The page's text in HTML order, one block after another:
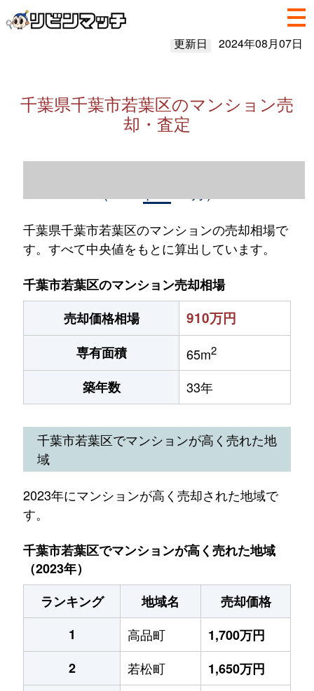
更新日 2024年08月07日
千葉県千葉市若葉区のマンション売
却・査定
千葉県千葉市若葉区のマンションの売却相場で
す。すべて中央値をもとに算出しています。
千葉市若葉区のマンション売却相場
売却価格相場
910万円
専有面積 65m2
築年数 33年
千葉市若葉区でマンションが高く売れた地
域
2023年にマンションが高く売却された地域で
す。
千葉市若葉区でマンションが高く売れた地域
（2023年）
ランキング
地域名
売却価格
1
高品町
1,700万円
2
若松町
1,650万円